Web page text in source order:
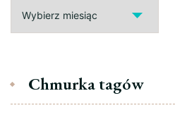
Chmurka tagów